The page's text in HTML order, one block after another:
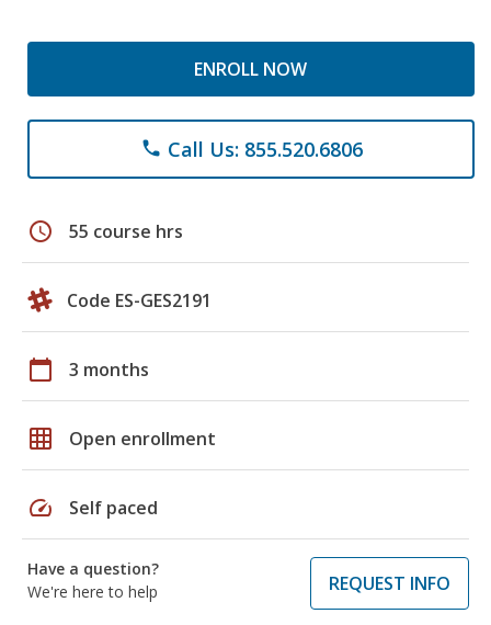
ENROLL NOW
phone Call Us: 855.520.6806
schedule 55 course hrs
Code ES-GES2191
calendar_today 3 months
grid_on Open enrollment
speed Self paced
Have a question?
We're here to help
REQUEST INFO